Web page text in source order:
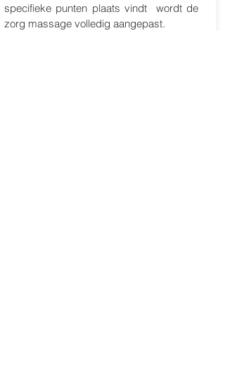
specifieke punten plaats vindt wordt de
zorg massage volledig aangepast.